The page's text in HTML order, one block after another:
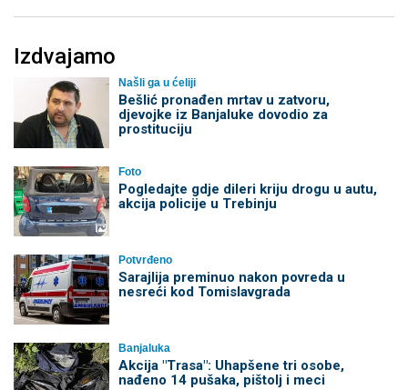
Izdvajamo
Našli ga u ćeliji
Bešlić pronađen mrtav u zatvoru,
djevojke iz Banjaluke dovodio za
prostituciju
Foto
Pogledajte gdje dileri kriju drogu u autu,
akcija policije u Trebinju
Potvrđeno
Sarajlija preminuo nakon povreda u
nesreći kod Tomislavgrada
Banjaluka
Akcija "Trasa": Uhapšene tri osobe,
nađeno 14 pušaka, pištolj i meci